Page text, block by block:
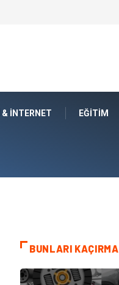
İNTERNET EĞITIM
BUNLARI KAÇIRMA